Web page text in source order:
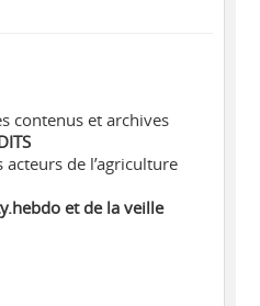
contenus et archives
acteurs de l’agriculture
et de la veille